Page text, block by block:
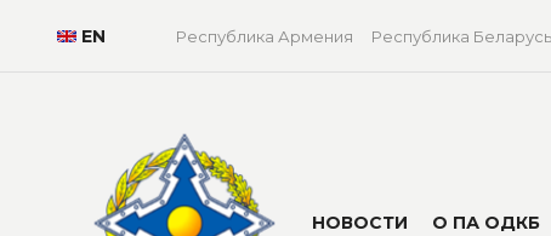
EN Республика Армения Республика Беларусь
НОВОСТИ О ПА ОДКБ